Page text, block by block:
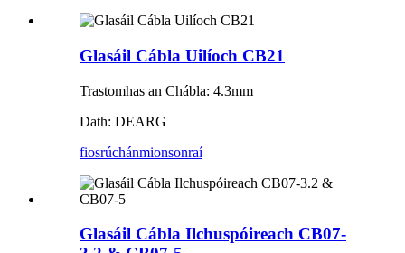
Glasáil Cábla Uilíoch CB21
Trastomhas an Chábla: 4.3mm
Dath: DEARG
fiosrúchánmionsonraí
Glasáil Cábla Ilchuspóireach CB07-